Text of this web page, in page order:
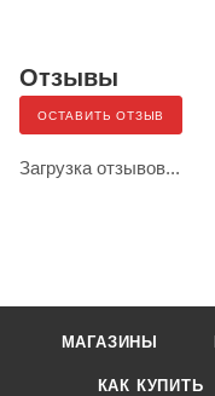
Отзывы
ОСТАВИТЬ ОТЗЫВ
Загрузка отзывов...
МАГАЗИНЫ
КАК КУПИТЬ